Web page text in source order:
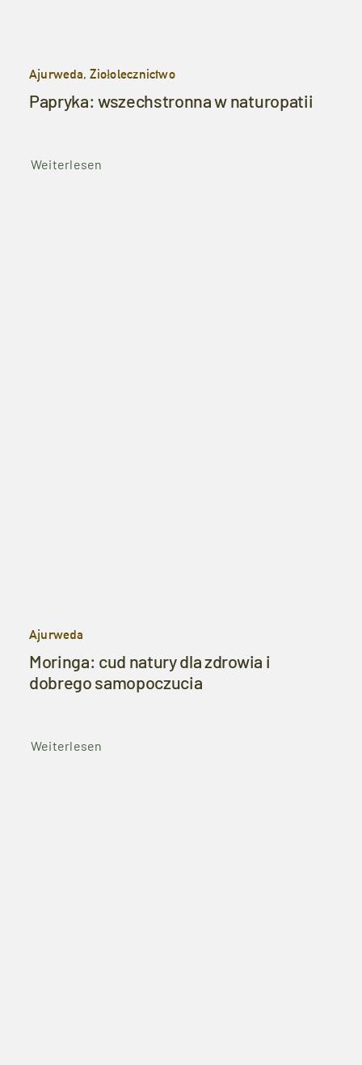
Ajurweda, Ziołolecznictwo
Papryka: wszechstronna w naturopatii
Weiterlesen
Ajurweda
Moringa: cud natury dla zdrowia i
dobrego samopoczucia
Weiterlesen